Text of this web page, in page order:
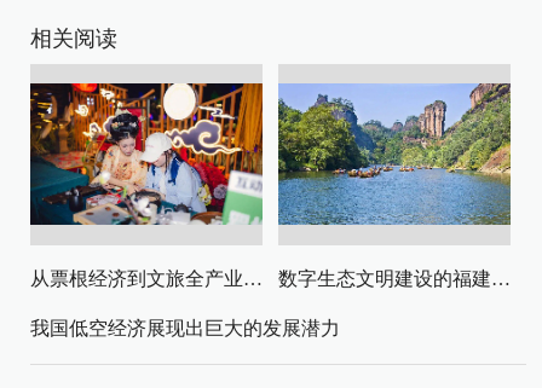
相关阅读
从票根经济到文旅全产业链升级 数字生态文明建设的福建路径与启示
我国低空经济展现出巨大的发展潜力